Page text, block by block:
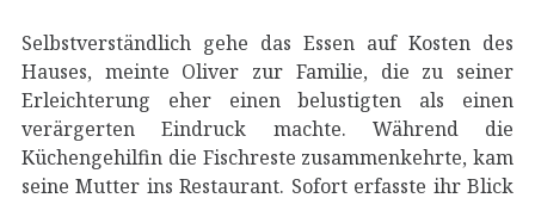
Selbstverständlich gehe das Essen auf Kosten des
Hauses, meinte Oliver zur Familie, die zu seiner
Erleichterung eher einen belustigten als einen
verärgerten Eindruck machte. Während die
Küchengehilfin die Fischreste zusammenkehrte, kam
seine Mutter ins Restaurant. Sofort erfasste ihr Blick